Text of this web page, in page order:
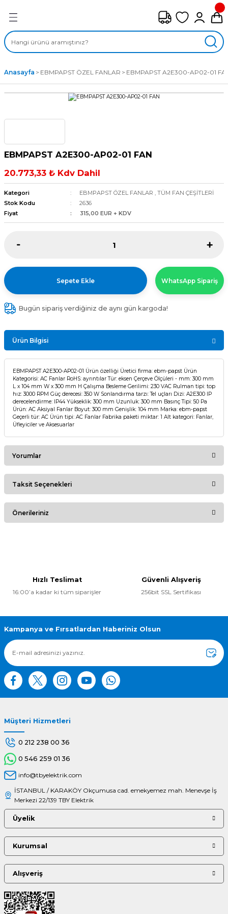
ÇEŞİTLERİ
FANLAR
FANLAR
Anasayfa EBMPAPST ÖZEL FANLAR EBMPAPST A2E300-AP02-01
EBMPAPST A2E300-AP02-01 FAN
20.773,33 ₺ Kdv Dahil
Kategori EBMPAPST ÖZEL FANLAR , TÜM FAN ÇEŞİTLERİ
Stok Kodu
2636
Fiyat
315,00 EUR + KDV
Sepete Ekle WhatsApp Sipariş
Bugün sipariş verdiğiniz de aynı gün kargoda!
Ürün Bilgisi
EBMPAPST A2E300-AP02-01 Ürün özelliği Üretici firma: ebm-papst Ürün
Kategorisi: AC Fanlar RoHS: ayrıntılar Tür: eksen Çerçeve Ölçüleri - mm: 300 mm
L x 104 mm W x 300 mm H Çalışma Besleme Gerilimi: 230 VAC Rulman tipi: top
hız: 3000 RPM Güç derecesi: 350 W Sonlandırma tarzı: Tel uçları Dizi: A2E300 IP
derecelendirme: IP44 Yükseklik: 300 mm Uzunluk: 300 mm Basınç Tipi: 50 Pa
Ürün: AC Aksiyal Fanlar Boyut: 300 mm Genişlik: 104 mm Marka: ebm-papst
Geçerli tür: AC Ürün tipi: AC Fanlar Fabrika paketi miktar: 1 Alt kategori: Fanlar,
Üfleyiciler ve Aksesuarlar
Yorumlar
Bu ürüne ilk yorumu siz yapın!
Taksit Seçenekleri
Önerileriniz
Ürün bilgilerinde hatalar bulunuyor.
Ürün fiyatı diğer sitelerden daha pahalı.
Bu ürüne benzer farklı alternatifler olmalı.
Hızlı Teslimat
16:00’a kadar ki tüm siparişler
Güvenli Alışveriş
256bit SSL Sertifikası
Kampanya ve Fırsatlardan Haberiniz Olsun
Müşteri Hizmetleri
0 212 238 00 36
0 546 259 01 36
info@tbyelektrik.com
İSTANBUL / KARAKÖY Okçumusa cad. emekyemez mah. Menevşe İş
Merkezi 22/139 TBY Elektrik
Üyelik
Kurumsal
Alışveriş